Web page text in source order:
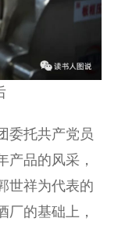
托共产党员
产品的风采，
世祥为代表的
厂的基础上，